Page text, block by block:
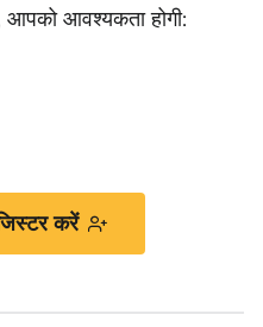
आवश्यकता होगी:
करें